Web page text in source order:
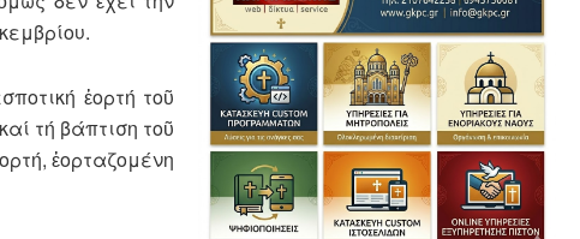
ἑορτή τοῦ
τή βάπτιση τοῦ
ἑορταζομένη